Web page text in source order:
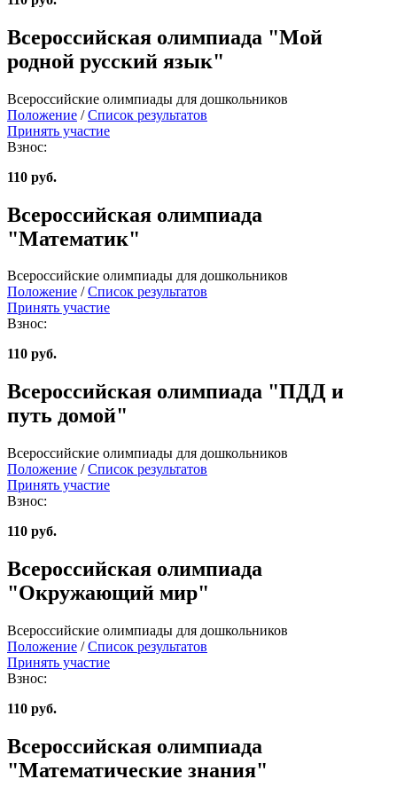
Всероссийская олимпиада "Мой
родной русский язык"
Всероссийские олимпиады для дошкольников
Положение / Список результатов
Принять участие
Взнос:
110 руб.
Всероссийская олимпиада
"Математик"
Всероссийские олимпиады для дошкольников
Положение / Список результатов
Принять участие
Взнос:
110 руб.
Всероссийская олимпиада "ПДД и
путь домой"
Всероссийские олимпиады для дошкольников
Положение / Список результатов
Принять участие
Взнос:
110 руб.
Всероссийская олимпиада
"Окружающий мир"
Всероссийские олимпиады для дошкольников
Положение / Список результатов
Принять участие
Взнос:
110 руб.
Всероссийская олимпиада
"Математические знания"